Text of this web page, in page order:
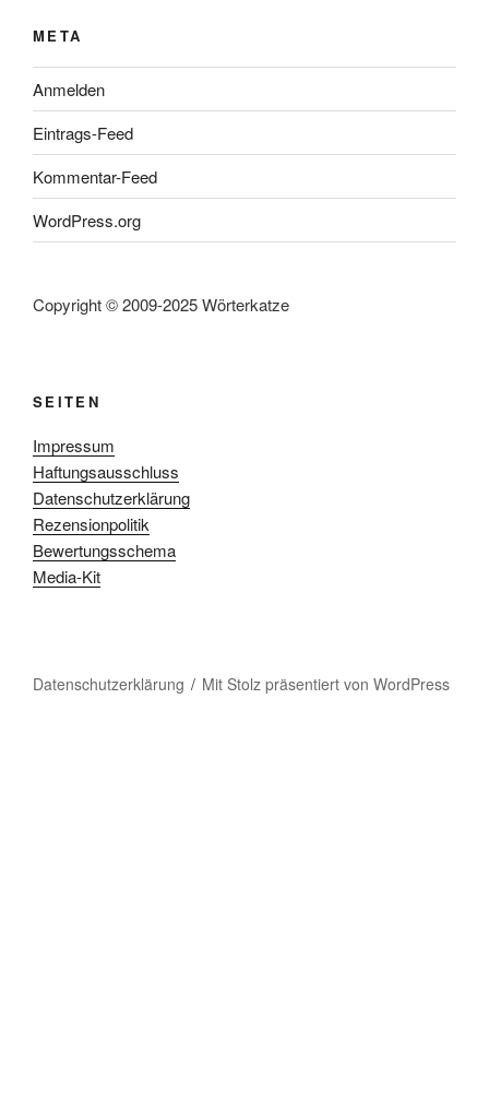
META
Anmelden
Eintrags-Feed
Kommentar-Feed
WordPress.org
Copyright © 2009-2025 Wörterkatze
SEITEN
Impressum
Haftungsausschluss
Datenschutzerklärung
Rezensionpolitik
Bewertungsschema
Media-Kit
Datenschutzerklärung Mit Stolz präsentiert von WordPress